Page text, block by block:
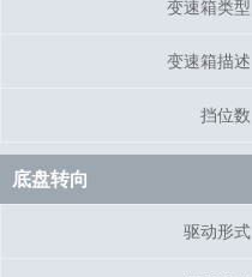
变速箱类型
变速箱描述
挡位数
底盘转向
驱动形式
变速箱类型
变速箱描述
挡位数
底盘转向
驱动形式